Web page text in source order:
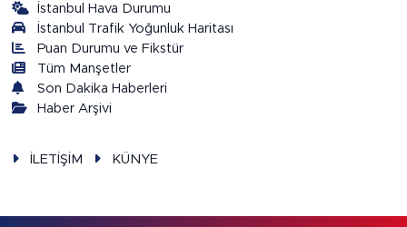
İstanbul Hava Durumu
İstanbul Trafik Yoğunluk Haritası
Puan Durumu ve Fikstür
Tüm Manşetler
Son Dakika Haberleri
Haber Arşivi
İLETİŞİM KÜNYE